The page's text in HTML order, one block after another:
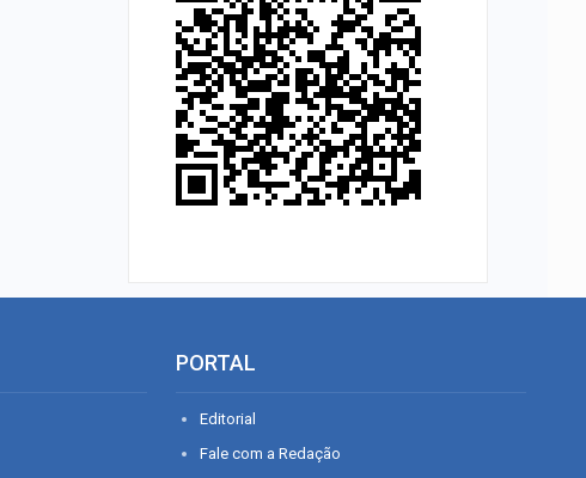
PORTAL
Editorial
Fale com a Redação